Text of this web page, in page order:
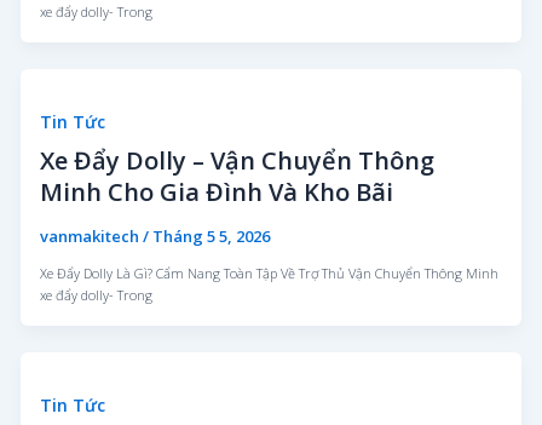
xe đẩy dolly- Trong
Tin Tức
Xe Đẩy Dolly – Vận Chuyển Thông
Minh Cho Gia Đình Và Kho Bãi
vanmakitech/ Tháng 5 5, 2026
Xe Đẩy Dolly Là Gì? Cẩm Nang Toàn Tập Về Trợ Thủ Vận Chuyển Thông Minh
xe đẩy dolly- Trong
Tin Tức